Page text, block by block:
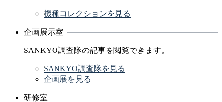
機種コレクションを見る
企画展示室
SANKYO調査隊の記事を閲覧できます。
SANKYO調査隊を見る
企画展を見る
研修室